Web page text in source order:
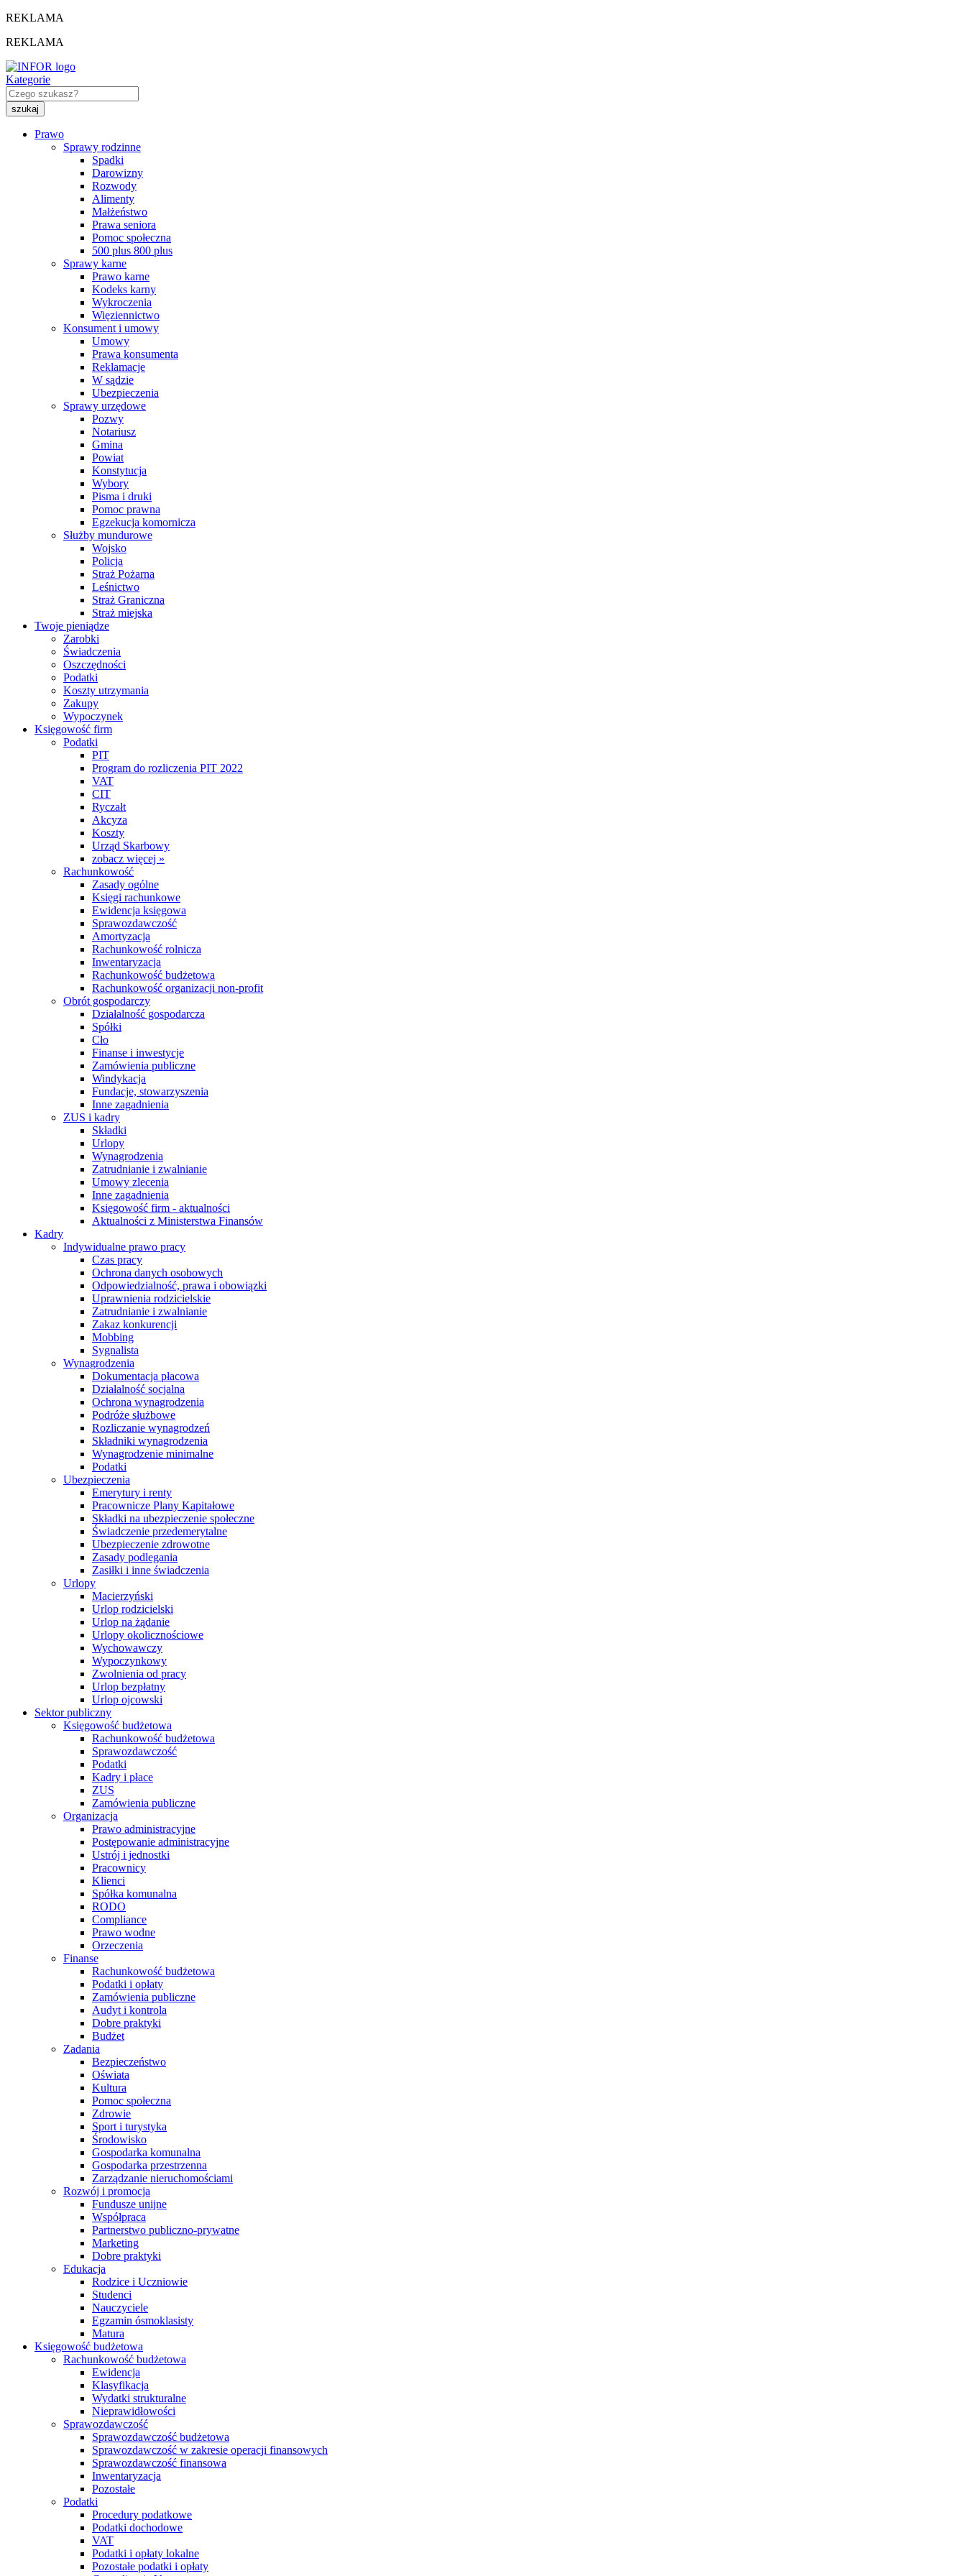
REKLAMA
REKLAMA
Kategorie
Prawo
Sprawy rodzinne
Spadki
Darowizny
Rozwody
Alimenty
Małżeństwo
Prawa seniora
Pomoc społeczna
500 plus 800 plus
Sprawy karne
Prawo karne
Kodeks karny
Wykroczenia
Więziennictwo
Konsument i umowy
Umowy
Prawa konsumenta
Reklamacje
W sądzie
Ubezpieczenia
Sprawy urzędowe
Pozwy
Notariusz
Gmina
Powiat
Konstytucja
Wybory
Pisma i druki
Pomoc prawna
Egzekucja komornicza
Służby mundurowe
Wojsko
Policja
Straż Pożarna
Leśnictwo
Straż Graniczna
Straż miejska
Twoje pieniądze
Zarobki
Świadczenia
Oszczędności
Podatki
Koszty utrzymania
Zakupy
Wypoczynek
Księgowość firm
Podatki
PIT
Program do rozliczenia PIT 2022
VAT
CIT
Ryczałt
Akcyza
Koszty
Urząd Skarbowy
zobacz więcej »
Rachunkowość
Zasady ogólne
Księgi rachunkowe
Ewidencja księgowa
Sprawozdawczość
Amortyzacja
Rachunkowość rolnicza
Inwentaryzacja
Rachunkowość budżetowa
Rachunkowość organizacji non-profit
Obrót gospodarczy
Działalność gospodarcza
Spółki
Cło
Finanse i inwestycje
Zamówienia publiczne
Windykacja
Fundacje, stowarzyszenia
Inne zagadnienia
ZUS i kadry
Składki
Urlopy
Wynagrodzenia
Zatrudnianie i zwalnianie
Umowy zlecenia
Inne zagadnienia
Księgowość firm - aktualności
Aktualności z Ministerstwa Finansów
Kadry
Indywidualne prawo pracy
Czas pracy
Ochrona danych osobowych
Odpowiedzialność, prawa i obowiązki
Uprawnienia rodzicielskie
Zatrudnianie i zwalnianie
Zakaz konkurencji
Mobbing
Sygnalista
Wynagrodzenia
Dokumentacja płacowa
Działalność socjalna
Ochrona wynagrodzenia
Podróże służbowe
Rozliczanie wynagrodzeń
Składniki wynagrodzenia
Wynagrodzenie minimalne
Podatki
Ubezpieczenia
Emerytury i renty
Pracownicze Plany Kapitałowe
Składki na ubezpieczenie społeczne
Świadczenie przedemerytalne
Ubezpieczenie zdrowotne
Zasady podlegania
Zasiłki i inne świadczenia
Urlopy
Macierzyński
Urlop rodzicielski
Urlop na żądanie
Urlopy okolicznościowe
Wychowawczy
Wypoczynkowy
Zwolnienia od pracy
Urlop bezpłatny
Urlop ojcowski
Sektor publiczny
Księgowość budżetowa
Rachunkowość budżetowa
Sprawozdawczość
Podatki
Kadry i płace
ZUS
Zamówienia publiczne
Organizacja
Prawo administracyjne
Postępowanie administracyjne
Ustrój i jednostki
Pracownicy
Klienci
Spółka komunalna
RODO
Compliance
Prawo wodne
Orzeczenia
Finanse
Rachunkowość budżetowa
Podatki i opłaty
Zamówienia publiczne
Audyt i kontrola
Dobre praktyki
Budżet
Zadania
Bezpieczeństwo
Oświata
Kultura
Pomoc społeczna
Zdrowie
Sport i turystyka
Środowisko
Gospodarka komunalna
Gospodarka przestrzenna
Zarządzanie nieruchomościami
Rozwój i promocja
Fundusze unijne
Współpraca
Partnerstwo publiczno-prywatne
Marketing
Dobre praktyki
Edukacja
Rodzice i Uczniowie
Studenci
Nauczyciele
Egzamin ósmoklasisty
Matura
Księgowość budżetowa
Rachunkowość budżetowa
Ewidencja
Klasyfikacja
Wydatki strukturalne
Nieprawidłowości
Sprawozdawczość
Sprawozdawczość budżetowa
Sprawozdawczość w zakresie operacji finansowych
Sprawozdawczość finansowa
Inwentaryzacja
Pozostałe
Podatki
Procedury podatkowe
Podatki dochodowe
VAT
Podatki i opłaty lokalne
Pozostałe podatki i opłaty